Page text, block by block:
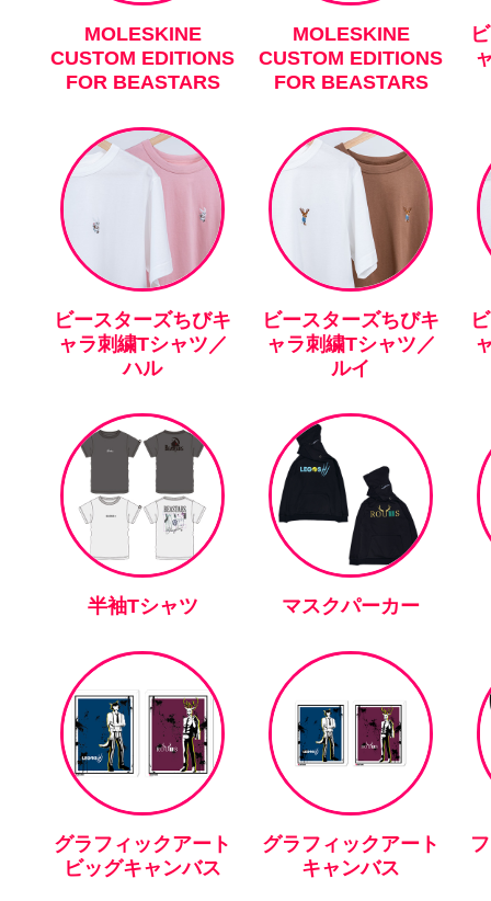
MOLESKINE
CUSTOM EDITIONS
FOR BEASTARS
MOLESKINE
CUSTOM EDITIONS
FOR BEASTARS
ビースターズちびキ
ャラ刺繍Tシャツ／
ハル
ビースターズちびキ
ャラ刺繍Tシャツ／
ルイ
半袖Tシャツ マスクパーカー
グラフィックアート
ビッグキャンバス
グラフィックアート
キャンバス